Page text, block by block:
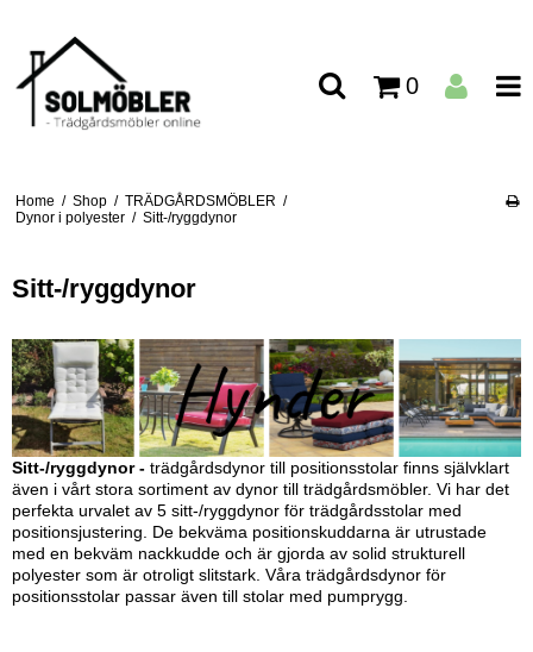
0
Home / Shop / TRÄDGÅRDSMÖBLER /
Dynor i polyester / Sitt-/ryggdynor
Sitt-/ryggdynor
Sitt-/ryggdynor - trädgårdsdynor till positionsstolar finns självklart
även i vårt stora sortiment av dynor till trädgårdsmöbler. Vi har det
perfekta urvalet av 5 sitt-/ryggdynor för trädgårdsstolar med
positionsjustering. De bekväma positionskuddarna är utrustade
med en bekväm nackkudde och är gjorda av solid strukturell
polyester som är otroligt slitstark. Våra trädgårdsdynor för
positionsstolar passar även till stolar med pumprygg.